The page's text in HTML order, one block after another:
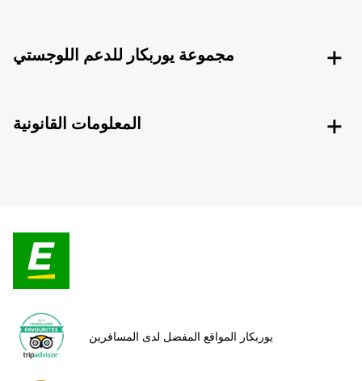
مجموعة يوربكار للدعم اللوجستي
المعلومات القانونية
يوربكار المواقع المفضل لدى المسافرين